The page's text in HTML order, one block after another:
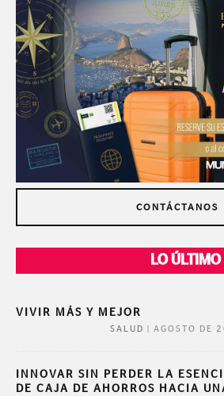
CONTÁCTANOS
LO ÚLTIMO
VIVIR MÁS Y MEJOR
SALUD AGOSTO DE
INNOVAR SIN PERDER LA
DE CAJA DE AHORROS HACIA